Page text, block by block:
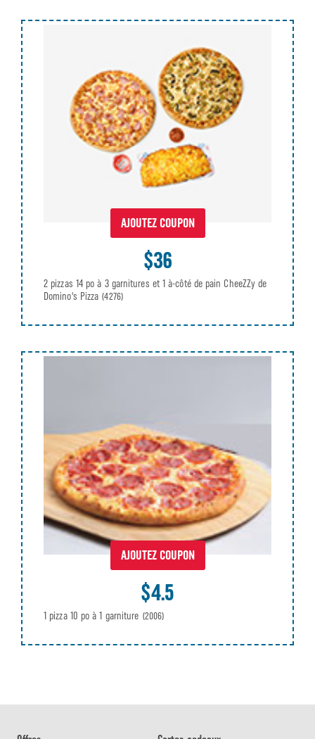
AJOUTEZ COUPON
$36
2 pizzas 14 po à 3 garnitures et 1 à-côté de pain CheeZZy de
Domino's Pizza (4276)
AJOUTEZ COUPON
$4.5
1 pizza 10 po à 1 garniture (2006)